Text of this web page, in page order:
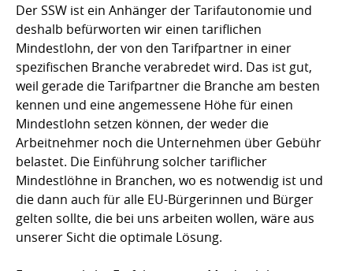
Der SSW ist ein Anhänger der Tarifautonomie und
deshalb befürworten wir einen tariflichen
Mindestlohn, der von den Tarifpartner in einer
spezifischen Branche verabredet wird. Das ist gut,
weil gerade die Tarifpartner die Branche am besten
kennen und eine angemessene Höhe für einen
Mindestlohn setzen können, der weder die
Arbeitnehmer noch die Unternehmen über Gebühr
belastet. Die Einführung solcher tariflicher
Mindestlöhne in Branchen, wo es notwendig ist und
die dann auch für alle EU-Bürgerinnen und Bürger
gelten sollte, die bei uns arbeiten wollen, wäre aus
unserer Sicht die optimale Lösung.